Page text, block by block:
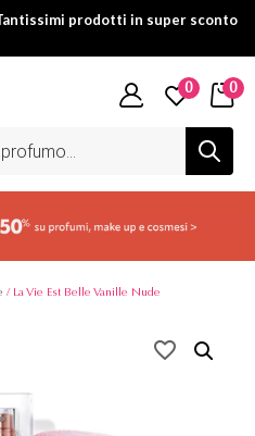
prodotti in super sconto
beauty nella sezione saldi: il
Clicca qui
0 0
/ La Vie Est Belle Vanille Nude